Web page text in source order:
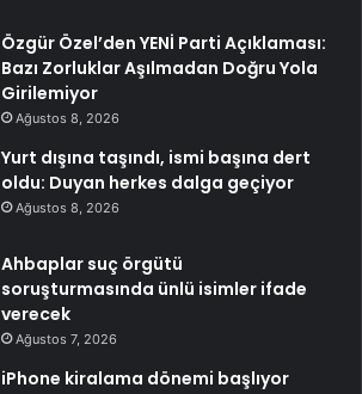
Özgür Özel’den YENİ Parti Açıklaması:
Bazı Zorluklar Aşılmadan Doğru Yola
Girilemiyor
Ağustos 8, 2026
Yurt dışına taşındı, ismi başına dert
oldu: Duyan herkes dalga geçiyor
Ağustos 8, 2026
Ahbaplar suç örgütü
soruşturmasında ünlü isimler ifade
verecek
Ağustos 7, 2026
iPhone kiralama dönemi başlıyor